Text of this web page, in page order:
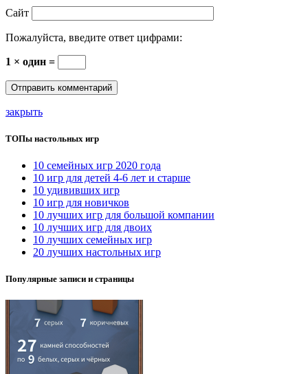
Сайт
Пожалуйста, введите ответ цифрами:
1 × один =
закрыть
ТОПы настольных игр
10 семейных игр 2020 года
10 игр для детей 4-6 лет и старше
10 удививших игр
10 игр для новичков
10 лучших игр для большой компании
10 лучших игр для двоих
10 лучших семейных игр
20 лучших настольных игр
Популярные записи и страницы